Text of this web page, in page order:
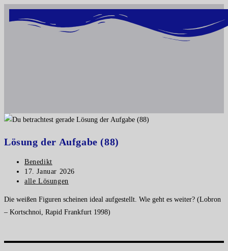
Inhalt
springen
Lösung der Aufgabe (88)
Benedikt
17. Januar 2026
alle Lösungen
Die weißen Figuren scheinen ideal aufgestellt. Wie geht es weiter? (Lobron
– Kortschnoi, Rapid Frankfurt 1998)